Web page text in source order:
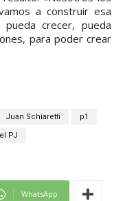
a construir esa
crecer, pueda
para poder crear
Juan Schiaretti p1
PJ
WhatsApp